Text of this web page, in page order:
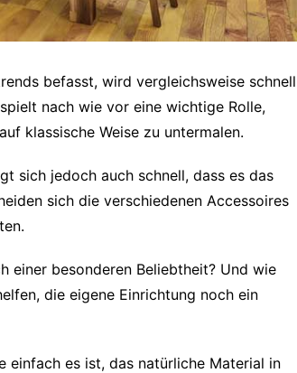
befasst, wird vergleichsweise schnell
nach wie vor eine wichtige Rolle,
klassische Weise zu untermalen.
sich jedoch auch schnell, dass es das
sich die verschiedenen Accessoires
einer besonderen Beliebtheit? Und wie
die eigene Einrichtung noch ein
einfach es ist, das natürliche Material in